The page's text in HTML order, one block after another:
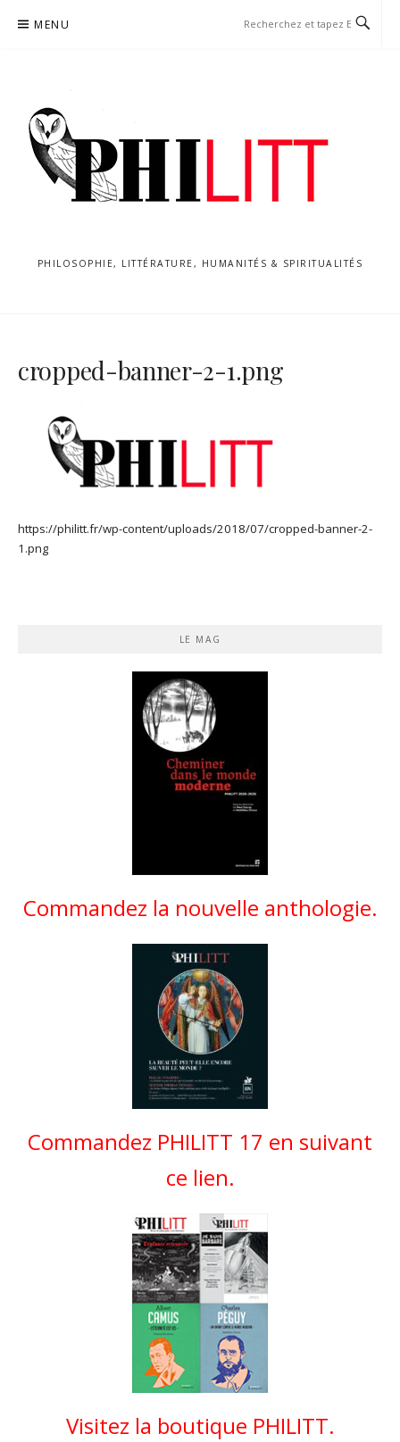
MENU
PHILOSOPHIE, LITTÉRATURE, HUMANITÉS & SPIRITUALITÉS
cropped-banner-2-1.png
https://philitt.fr/wp-content/uploads/2018/07/cropped-banner-2-
1.png
LE MAG
Commandez la nouvelle anthologie.
Commandez PHILITT 17 en suivant
ce lien.
Visitez la boutique PHILITT.